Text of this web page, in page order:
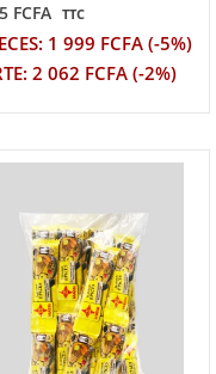
FCFA TTC
1 999 FCFA (-5%)
2 062 FCFA (-2%)